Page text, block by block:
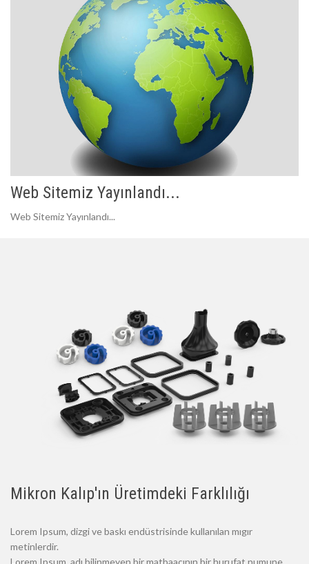
Web Sitemiz Yayınlandı...
Web Sitemiz Yayınlandı...
Mikron Kalıp'ın Üretimdeki Farklılığı
Lorem Ipsum, dizgi ve baskı endüstrisinde kullanılan mıgır
metinlerdir.